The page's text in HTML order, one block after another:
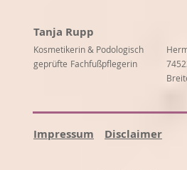
Tanja Rupp
Kosmetikerin & Podologisch
geprüfte Fachfußpflegerin
Impressum Disclaimer